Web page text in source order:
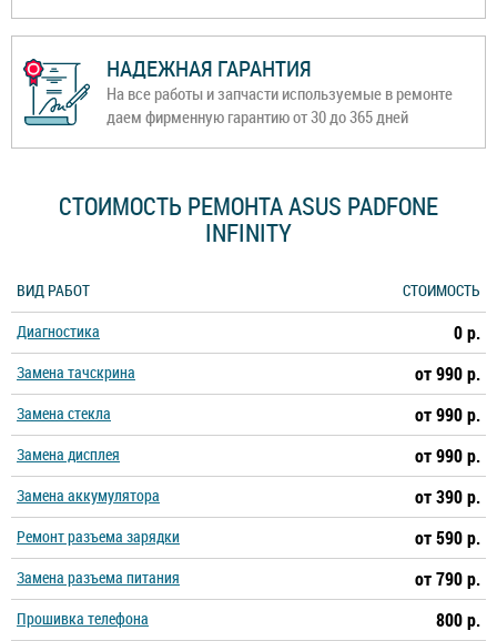
НАДЕЖНАЯ ГАРАНТИЯ
На все работы и запчасти используемые в ремонте
даем фирменную гарантию от 30 до 365 дней
СТОИМОСТЬ РЕМОНТА ASUS PADFONE
INFINITY
ВИД РАБОТ
СТОИМОСТЬ
Диагностика
0 р.
Замена тачскрина от 990 р.
Замена стекла от 990 р.
Замена дисплея от 990 р.
Замена аккумулятора от 390 р.
Ремонт разъема зарядки от 590 р.
Замена разъема питания от 790 р.
Прошивка телефона 800 р.